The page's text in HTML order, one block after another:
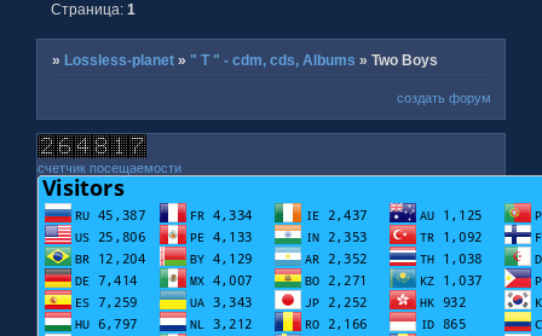
Страница:1
»Lossless-planet » " T " - cdm, cds, Albums »Two Boys
создать форум
счетчик посещаемости